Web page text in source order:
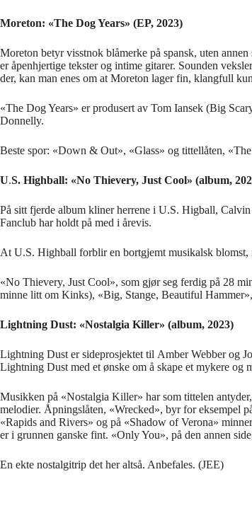
Moreton: «The Dog Years» (EP, 2023)
Moreton betyr visstnok blåmerke på spansk, uten
er åpenhjertige tekster og intime gitarer. Sounden
der, kan man enes om at Moreton lager fin, klangfull
«The Dog Years» er produsert av Tom Iansek (Big
Donnelly.
Beste spor: «Down & Out», «Glass» og tittellåten,
U.S. Highball: «No Thievery, Just Cool» (album,
På sitt fjerde album kliner herrene i U.S. Higball,
Fanclub har holdt på med i årevis.
At U.S. Highball forblir en bortgjemt musikalsk blomst,
«No Thievery, Just Cool», som gjør seg ferdig på 28
minne litt om Kinks), «Big, Stange, Beautiful
Lightning Dust: «Nostalgia Killer» (album, 2023)
Lightning Dust er sideprosjektet til Amber Webber og
Lightning Dust med et ønske om å skape et mykere
Musikken på «Nostalgia Killer» har som tittelen
melodier. Åpningslåten, «Wrecked», byr for eksempel
«Rapids and Rivers» og på «Shadow of Verona»
er i grunnen ganske fint. «Only You», på den annen
En ekte nostalgitrip det her altså. Anbefales. (JEE)